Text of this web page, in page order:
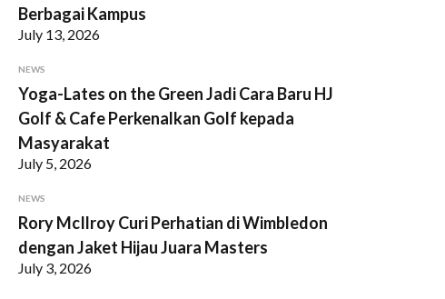
Berbagai Kampus
July 13, 2026
NEWS
Yoga-Lates on the Green Jadi Cara Baru HJ
Golf & Cafe Perkenalkan Golf kepada
Masyarakat
July 5, 2026
NEWS
Rory McIlroy Curi Perhatian di Wimbledon
dengan Jaket Hijau Juara Masters
July 3, 2026